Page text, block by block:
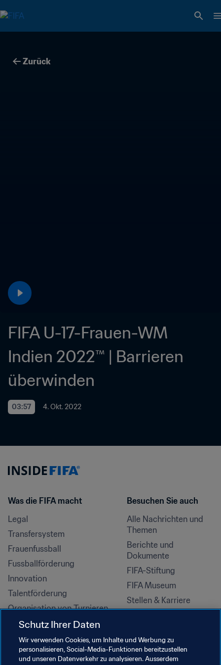
Zurück
FIFA U-17-Frauen-WM
Indien 2022™ | Barrieren
überwinden
03:57 4. Okt. 2022
Was die FIFA macht
Legal
Transfersystem
Frauenfussball
Fussballförderung
Innovation
Talentförderung
Organisation von Turnieren
Nachhaltigkeit
Menschenrechte und
Antidiskriminierung
Besuchen Sie auch
Alle Nachrichten und
Themen
Berichte und
Dokumente
FIFA-Stiftung
FIFA Museum
Stellen & Karriere
Schutz Ihrer Daten
Wir verwenden Cookies, um Inhalte und Werbung zu
personalisieren, Social-Media-Funktionen bereitzustellen
und unseren Datenverkehr zu analysieren. Ausserdem